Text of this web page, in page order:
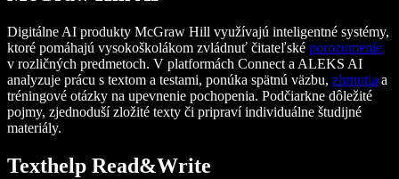
Digitálne AI produkty McGraw Hill využívajú inteligentné systémy,
ktoré pomáhajú vysokoškolákom zvládnuť čitateľské porozumenie
v rozličných predmetoch. V platformách Connect a ALEKS AI
analyzuje prácu s textom a testami, ponúka spätnú väzbu, zhrnutia a
tréningové otázky na upevnenie pochopenia. Podčiarkne dôležité
pojmy, zjednoduší zložité texty či pripraví individuálne študijné
materiály.
Texthelp Read&Write